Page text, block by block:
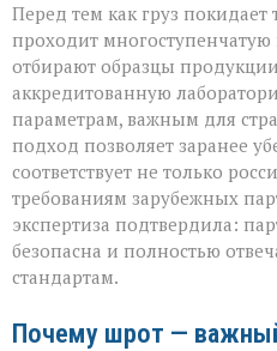
Перед тем как груз
проходит
отбирают образцы
аккредитованную
параметрам, важным для
подход позволяет заранее
соответствует не только
требованиям зарубежных
экспертиза подтвердила:
безопасна и полностью
стандартам.
Почему шрот —